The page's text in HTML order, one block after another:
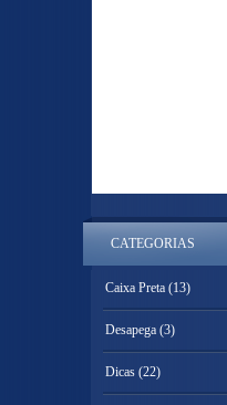
CATEGORIAS
Caixa Preta (13)
Desapega (3)
Dicas (22)